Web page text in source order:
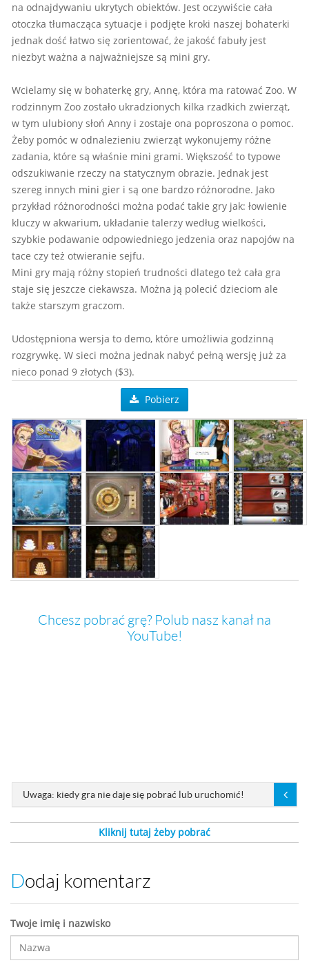
na odnajdywaniu ukrytych obiektów. Jest oczywiście cała
otoczka tłumacząca sytuacje i podjęte kroki naszej bohaterki
jednak dość łatwo się zorientować, że jakość fabuły jest
niezbyt ważna a najważniejsze są mini gry.
Wcielamy się w bohaterkę gry, Annę, która ma ratować Zoo. W
rodzinnym Zoo zostało ukradzionych kilka rzadkich zwierząt,
w tym ulubiony słoń Anny i zostaje ona poproszona o pomoc.
Żeby pomóc w odnalezieniu zwierząt wykonujemy różne
zadania, które są właśnie mini grami. Większość to typowe
odszukiwanie rzeczy na statycznym obrazie. Jednak jest
szereg innych mini gier i są one bardzo różnorodne. Jako
przykład różnorodności można podać takie gry jak: łowienie
kluczy w akwarium, układanie talerzy według wielkości,
szybkie podawanie odpowiedniego jedzenia oraz napojów na
tace czy też otwieranie sejfu.
Mini gry mają różny stopień trudności dlatego też cała gra
staje się jeszcze ciekawsza. Można ją polecić dzieciom ale
także starszym graczom.
Udostępniona wersja to demo, które umożliwia godzinną
rozgrywkę. W sieci można jednak nabyć pełną wersję już za
nieco ponad 9 złotych ($3).
Pobierz
Chcesz pobrać grę? Polub nasz kanał na
YouTube!
Uwaga: kiedy gra nie daje się pobrać lub uruchomić!
Kliknij tutaj żeby pobrać
Dodaj komentarz
Twoje imię i nazwisko